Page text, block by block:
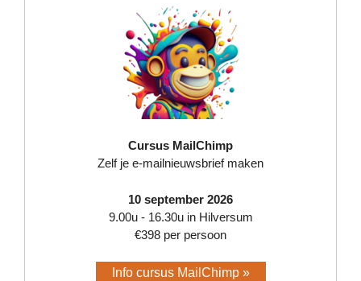
Cursus MailChimp
Zelf je e-mailnieuwsbrief maken
10 september 2026
9.00u - 16.30u in Hilversum
€398 per persoon
Info cursus MailChimp »